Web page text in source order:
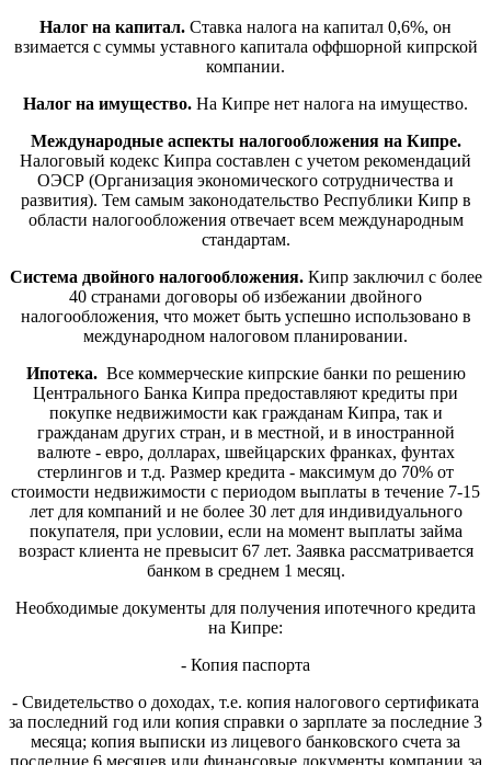
Налог на капитал. Ставка налога на капитал 0,6%, он
взимается с суммы уставного капитала оффшорной кипрской
компании.
Налог на имущество. На Кипре нет налога на имущество.
Международные аспекты налогообложения на Кипре.
Налоговый кодекс Кипра составлен с учетом рекомендаций
ОЭСР (Организация экономического сотрудничества и
развития). Тем самым законодательство Республики Кипр в
области налогообложения отвечает всем международным
стандартам.
Система двойного налогообложения. Кипр заключил с более
40 странами договоры об избежании двойного
налогообложения, что может быть успешно использовано в
международном налоговом планировании.
Ипотека. Все коммерческие кипрские банки по решению
Центрального Банка Кипра предоставляют кредиты при
покупке недвижимости как гражданам Кипра, так и
гражданам других стран, и в местной, и в иностранной
валюте - евро, долларах, швейцарских франках, фунтах
стерлингов и т.д. Размер кредита - максимум до 70% от
стоимости недвижимости с периодом выплаты в течение 7-15
лет для компаний и не более 30 лет для индивидуального
покупателя, при условии, если на момент выплаты займа
возраст клиента не превысит 67 лет. Заявка рассматривается
банком в среднем 1 месяц.
Необходимые документы для получения ипотечного кредита
на Кипре:
- Копия паспорта
- Свидетельство о доходах, т.е. копия налогового сертификата
за последний год или копия справки о зарплате за последние 3
месяца; копия выписки из лицевого банковского счета за
последние 6 месяцев или финансовые документы компании за